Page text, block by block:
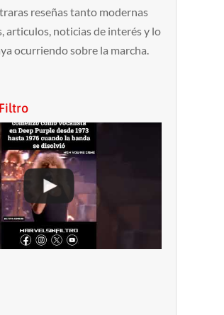
reseñas tanto modernas
articulos, noticias de interés y lo
ocurriendo sobre la marcha.